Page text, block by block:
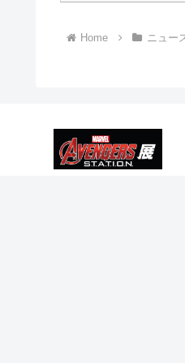
Home ニュー